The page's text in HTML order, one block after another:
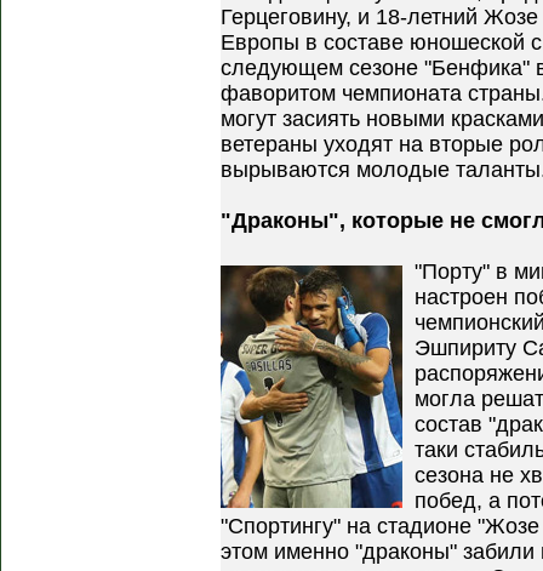
Герцеговину, и 18-летний
Европы в составе юношеской
следующем сезоне "Бенфика"
фаворитом чемпионата
могут засиять новыми
ветераны уходят на вторые
вырываются молодые
"Драконы", которые не
"Порту" в
настроен
Эшпириту
могла
состав
таки
сезона не
побед, а
"Спортингу" на стадионе
этом именно "драконы"